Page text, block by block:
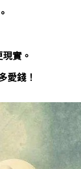
實。
愛錢！